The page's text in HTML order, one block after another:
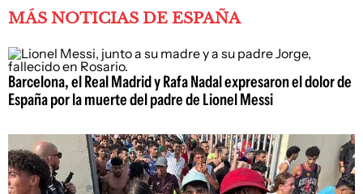
MÁS NOTICIAS DE ESPAÑA
Barcelona, el Real Madrid y Rafa Nadal expresaron el dolor de
España por la muerte del padre de Lionel Messi